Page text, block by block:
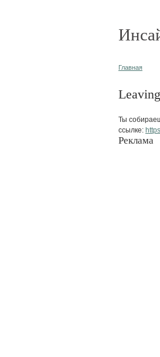
Главная
Ты
ссылке:
Реклама